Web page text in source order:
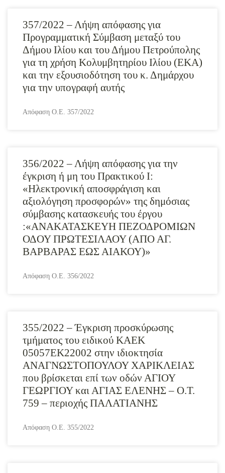
357/2022 – Λήψη απόφασης για
Προγραμματική Σύμβαση μεταξύ του
Δήμου Ιλίου και του Δήμου Πετρούπολης
για τη χρήση Κολυμβητηρίου Ιλίου (ΕΚΑ)
και την εξουσιοδότηση του κ. Δημάρχου
για την υπογραφή αυτής
Απόφαση Ο.Ε. 357/2022
356/2022 – Λήψη απόφασης για την
έγκριση ή μη του Πρακτικού Ι:
«Ηλεκτρονική αποσφράγιση και
αξιολόγηση προσφορών» της δημόσιας
σύμβασης κατασκευής του έργου
:«ΑΝΑΚΑΤΑΣΚΕΥΗ ΠΕΖΟΔΡΟΜΙΩΝ
ΟΔΟΥ ΠΡΩΤΕΣΙΛΑΟΥ (ΑΠΟ ΑΓ.
ΒΑΡΒΑΡΑΣ ΕΩΣ ΑΙΑΚΟΥ)»
Απόφαση Ο.Ε. 356/2022
355/2022 – Έγκριση προσκύρωσης
τμήματος του ειδικού ΚΑΕΚ
05057ΕΚ22002 στην ιδιοκτησία
ΑΝΑΓΝΩΣΤΟΠΟΥΛΟΥ ΧΑΡΙΚΛΕΙΑΣ
που βρίσκεται επί των οδών ΑΓΙΟΥ
ΓΕΩΡΓΙΟΥ και ΑΓΙΑΣ ΕΛΕΝΗΣ – Ο.Τ.
759 – περιοχής ΠΑΛΑΤΙΑΝΗΣ
Απόφαση Ο.Ε. 355/2022